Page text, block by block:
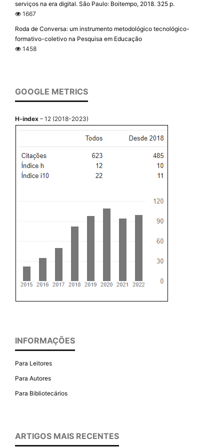
serviços na era digital. São Paulo: Boitempo, 2018. 325 p.
1667
Roda de Conversa: um instrumento metodológico tecnológico-
formativo-coletivo na Pesquisa em Educação
1458
GOOGLE METRICS
H-index – 12 (2018-2023)
INFORMAÇÕES
Para Leitores
Para Autores
Para Bibliotecários
ARTIGOS MAIS RECENTES